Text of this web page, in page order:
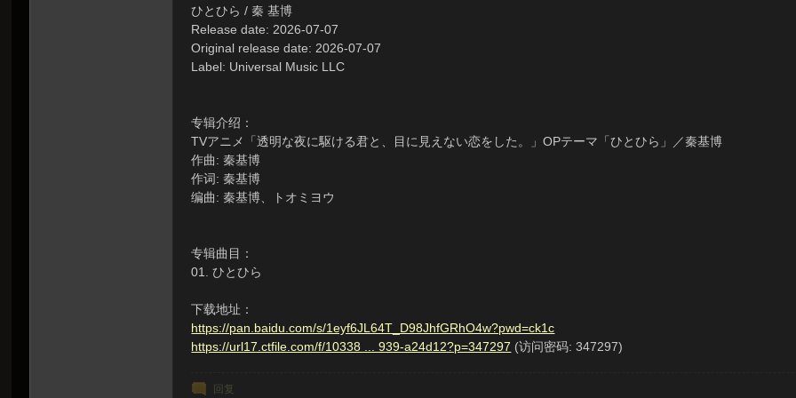
ひとひら / 秦 基博
Release date: 2026-07-07
Original release date: 2026-07-07
Label: Universal Music LLC
专辑介绍：
TVアニメ「透明な夜に駆ける君と、目に見えない恋をした。」OPテーマ「ひとひら」／秦基博
作曲: 秦基博
作词: 秦基博
编曲: 秦基博、トオミヨウ
专辑曲目：
01. ひとひら
下载地址：
https://pan.baidu.com/s/1eyf6JL64T_D98JhfGRhO4w?pwd=ck1c
https://url17.ctfile.com/f/10338 ... 939-a24d12?p=347297 (访问密码: 347297)
回复